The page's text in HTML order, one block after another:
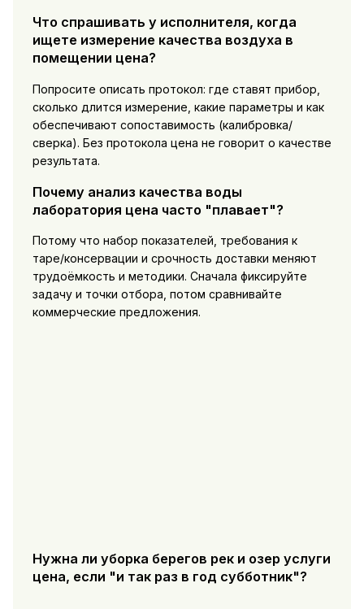
Что спрашивать у исполнителя, когда
ищете измерение качества воздуха в
помещении цена?
Попросите описать протокол: где ставят прибор,
сколько длится измерение, какие параметры и как
обеспечивают сопоставимость (калибровка/
сверка). Без протокола цена не говорит о качестве
результата.
Почему анализ качества воды
лаборатория цена часто "плавает"?
Потому что набор показателей, требования к
таре/консервации и срочность доставки меняют
трудоёмкость и методики. Сначала фиксируйте
задачу и точки отбора, потом сравнивайте
коммерческие предложения.
Нужна ли уборка берегов рек и озер услуги
цена, если "и так раз в год субботник"?